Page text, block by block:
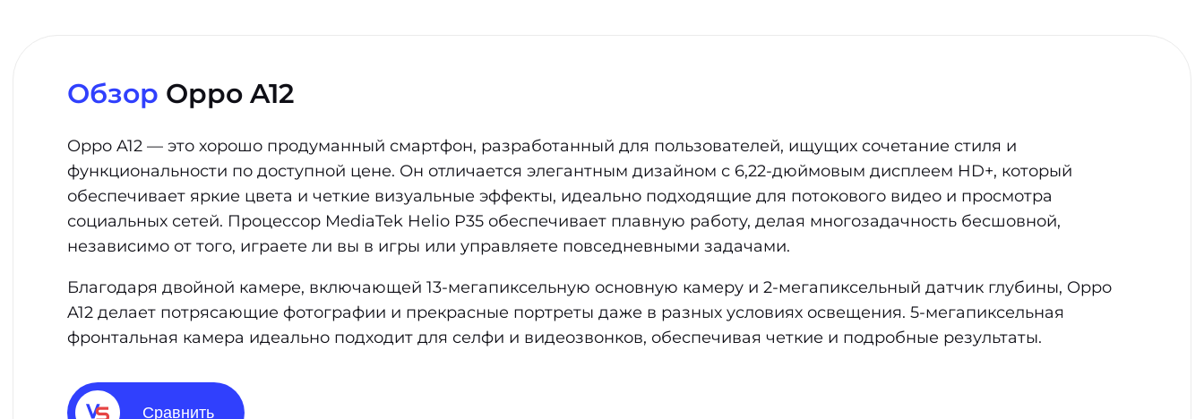
Обзор Oppo A12
Oppo A12 — это хорошо продуманный смартфон, разработанный для пользователей, ищущих сочетание стиля и
функциональности по доступной цене. Он отличается элегантным дизайном с 6,22-дюймовым дисплеем HD+, который
обеспечивает яркие цвета и четкие визуальные эффекты, идеально подходящие для потокового видео и просмотра
социальных сетей. Процессор MediaTek Helio P35 обеспечивает плавную работу, делая многозадачность бесшовной,
независимо от того, играете ли вы в игры или управляете повседневными задачами.
Благодаря двойной камере, включающей 13-мегапиксельную основную камеру и 2-мегапиксельный датчик глубины, Oppo
A12 делает потрясающие фотографии и прекрасные портреты даже в разных условиях освещения. 5-мегапиксельная
фронтальная камера идеально подходит для селфи и видеозвонков, обеспечивая четкие и подробные результаты.
Сравнить